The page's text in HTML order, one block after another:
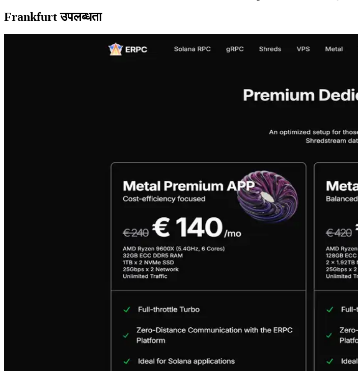
Frankfurt उपलब्धता